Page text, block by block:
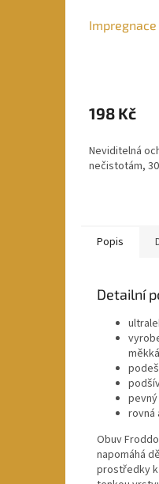
Impregnace
198 Kč
Neviditelná
nečistotám,
Popis
Detailní
rovná
Obuv
napomáhá
prostředky